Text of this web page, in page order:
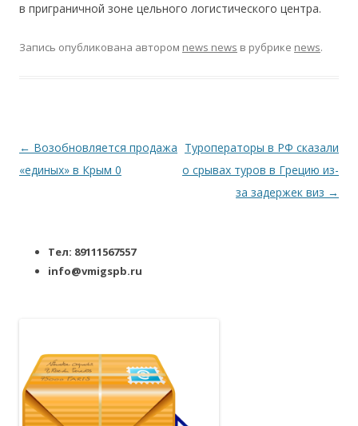
в приграничной зоне цельного логистического центра.
Запись опубликована автором news news в рубрике news.
Навигация по записям
← Возобновляется продажа
«единых» в Крым 0
Туроператоры в РФ сказали
о срывах туров в Грецию из-
за задержек виз →
Тел: 89111567557
info@vmigspb.ru